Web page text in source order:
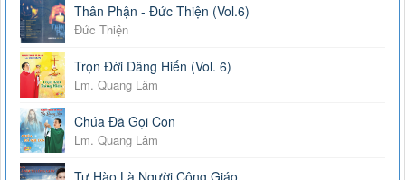
Thân Phận - Đức Thiện (Vol.6)
Đức Thiện
Trọn Đời Dâng Hiến (Vol. 6)
Lm. Quang Lâm
Chúa Đã Gọi Con
Lm. Quang Lâm
Tự Hào Là Người Công Giáo